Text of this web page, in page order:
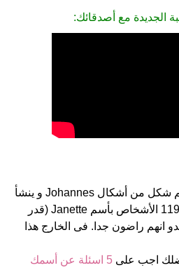
الجديدة مع أصدقائك:
Janette هو اسم فتاة. الأسم شكل من أشكال Johannes و ينشأ
من الإنجليزية. على موقعنا 119 الأشخاص بأسم Janette (قدر
ب 4 نجمة من 5 يبدو انهم راضون جدا. فى الخارج هذا
5 اسئلة عن أسمك